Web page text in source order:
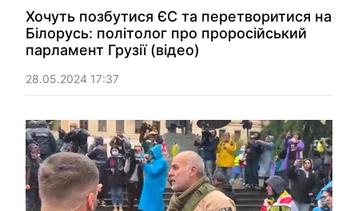
Хочуть позбутися ЄС та перетворитися на
Білорусь: політолог про проросійський
парламент Грузії (відео)
28.05.2024 17:37